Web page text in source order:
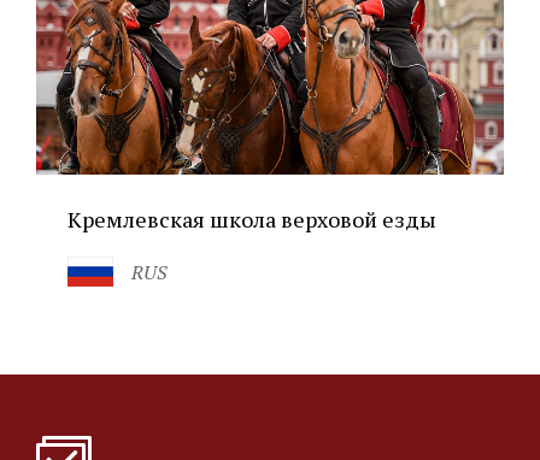
Кремлевская школа верховой езды
RUS